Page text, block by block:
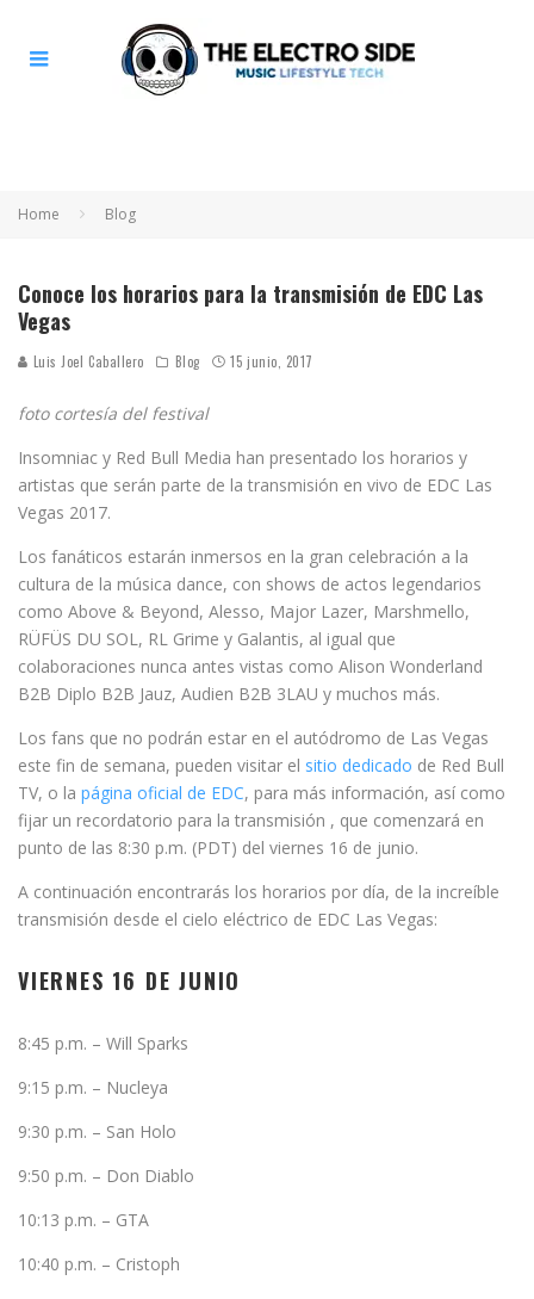
Home Blog
Conoce los horarios para la transmisión de EDC Las
Vegas
Luis Joel Caballero Blog 15 junio, 2017
foto cortesía del festival
Insomniac y Red Bull Media han presentado los horarios y
artistas que serán parte de la transmisión en vivo de EDC Las
Vegas 2017.
Los fanáticos estarán inmersos en la gran celebración a la
cultura de la música dance, con shows de actos legendarios
como Above & Beyond, Alesso, Major Lazer, Marshmello,
RÜFÜS DU SOL, RL Grime y Galantis, al igual que
colaboraciones nunca antes vistas como Alison Wonderland
B2B Diplo B2B Jauz, Audien B2B 3LAU y muchos más.
Los fans que no podrán estar en el autódromo de Las Vegas
este fin de semana, pueden visitar el sitio dedicado de Red Bull
TV, o la página oficial de EDC, para más información, así como
fijar un recordatorio para la transmisión , que comenzará en
punto de las 8:30 p.m. (PDT) del viernes 16 de junio.
A continuación encontrarás los horarios por día, de la increíble
transmisión desde el cielo eléctrico de EDC Las Vegas:
VIERNES 16 DE JUNIO
8:45 p.m. – Will Sparks
9:15 p.m. – Nucleya
9:30 p.m. – San Holo
9:50 p.m. – Don Diablo
10:13 p.m. – GTA
10:40 p.m. – Cristoph